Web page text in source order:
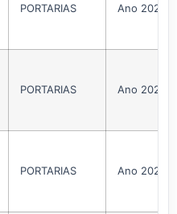
PORTARIAS Ano 2025
PORTARIAS Ano 2025
PORTARIAS Ano 2025